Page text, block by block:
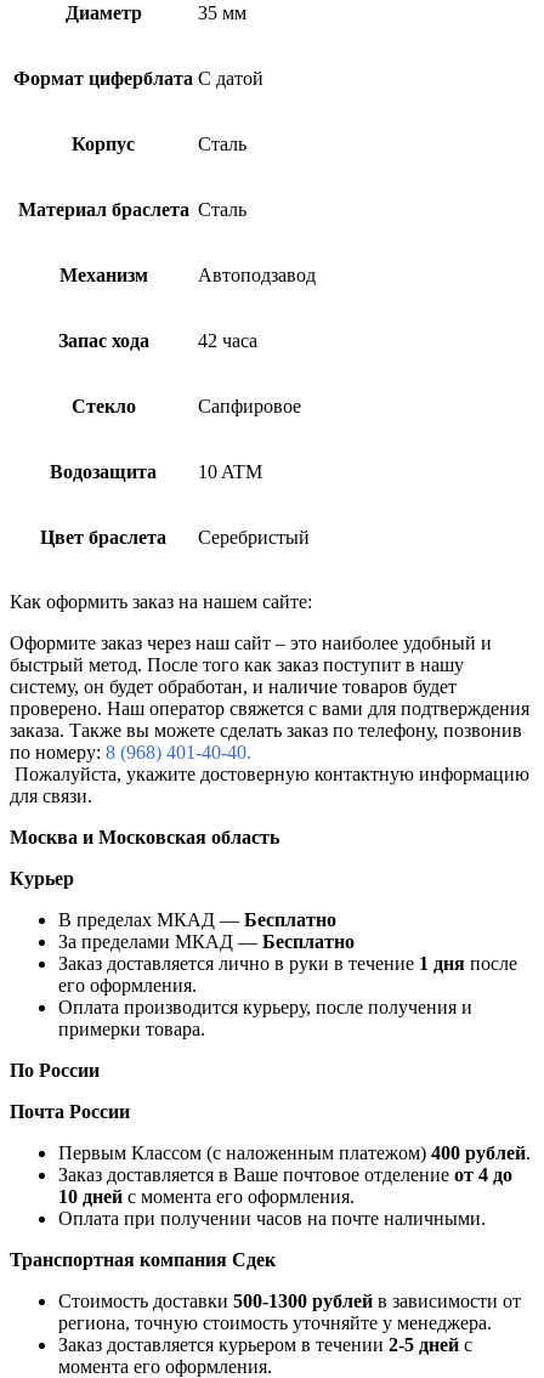
Диаметр 35 мм
Формат циферблата С датой
Корпус Сталь
Материал браслета Сталь
Механизм Автоподзавод
Запас хода 42 часа
Стекло Сапфировое
Водозащита 10 ATM
Цвет браслета Серебристый
Как оформить заказ на нашем сайте:
Оформите заказ через наш сайт – это наиболее удобный и
быстрый метод. После того как заказ поступит в нашу
систему, он будет обработан, и наличие товаров будет
проверено. Наш оператор свяжется с вами для подтверждения
заказа. Также вы можете сделать заказ по телефону, позвонив
по номеру: 8 (968) 401-40-40.
Пожалуйста, укажите достоверную контактную информацию
для связи.
Москва и Московская область
Курьер
В пределах МКАД — Бесплатно
За пределами МКАД — Бесплатно
Заказ доставляется лично в руки в течение 1 дня после
его оформления.
Оплата производится курьеру, после получения и
примерки товара.
По России
Почта России
Первым Классом (с наложенным платежом) 400 рублей.
Заказ доставляется в Ваше почтовое отделение от 4 до
10 дней с момента его оформления.
Оплата при получении часов на почте наличными.
Транспортная компания Сдек
Стоимость доставки 500-1300 рублей в зависимости от
региона, точную стоимость уточняйте у менеджера.
Заказ доставляется курьером в течении 2-5 дней с
момента его оформления.